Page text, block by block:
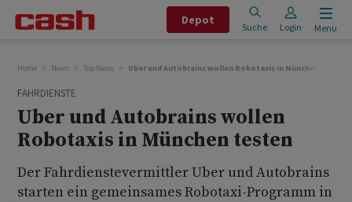
Depot
Suche Login Menu
Home News Top News Uber und Autobrains wollen Robotaxis in München testen
FAHRDIENSTE
Uber und Autobrains wollen
Robotaxis in München testen
Der Fahrdienstevermittler Uber und Autobrains
starten ein gemeinsames Robotaxi-Programm in